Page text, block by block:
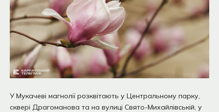
У Мукачеві магнолії розквітають у Центральному парку,
сквері Драгоманова та на вулиці Свято-Михайлівській, у